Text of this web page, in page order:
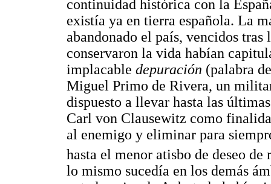
continuidad histórica con la
existía ya en tierra española. La
abandonado el país, vencidos
conservaron la vida habían
implacable depuración (palabra
Miguel Primo de Rivera, un
dispuesto a llevar hasta las
Carl von Clausewitz como
al enemigo y eliminar para
hasta el menor atisbo de deseo de
lo mismo sucedía en los demás